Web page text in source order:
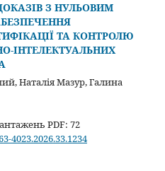
З НУЛЬОВИМ
ТА КОНТРОЛЮ
ІНТЕЛЕКТУАЛЬНИХ
Наталія Мазур, Галина
PDF: 72
4023.2026.33.1234